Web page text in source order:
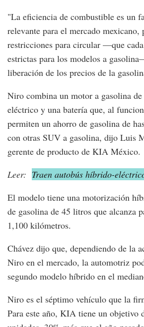
"La eficiencia de combustible es un
relevante para el mercado
restricciones para circular —que
estrictas para los modelos a
liberación de los precios de la
Niro combina un motor a gasolina
eléctrico y una batería que, al
permiten un ahorro de gasolina de
con otras SUV a gasolina, dijo Luis
gerente de producto de KIA México.
Leer: Traen autobús híbrido-
El modelo tiene una motorización
de gasolina de 45 litros que alcanza
1,100 kilómetros.
Chávez dijo que, dependiendo de la
Niro en el mercado, la automotriz
segundo modelo híbrido en el
Niro es el séptimo vehículo que la
Para este año, KIA tiene un objetivo